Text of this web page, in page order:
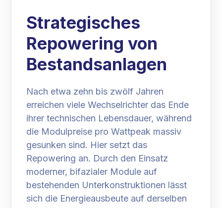
Strategisches
Repowering von
Bestandsanlagen
Nach etwa zehn bis zwölf Jahren
erreichen viele Wechselrichter das Ende
ihrer technischen Lebensdauer, während
die Modulpreise pro Wattpeak massiv
gesunken sind. Hier setzt das
Repowering an. Durch den Einsatz
moderner, bifazialer Module auf
bestehenden Unterkonstruktionen lässt
sich die Energieausbeute auf derselben